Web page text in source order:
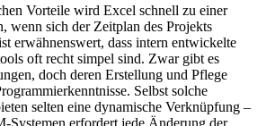
Vorteile wird Excel schnell zu einer
wenn sich der Zeitplan des Projekts
erwähnenswert, dass intern entwickelte
oft recht simpel sind. Zwar gibt es
doch deren Erstellung und Pflege
Selbst solche
selten eine dynamische Verknüpfung –
Systemen erfordert jede Änderung der